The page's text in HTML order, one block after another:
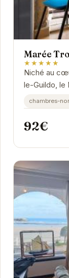
Marée
★★★★★
Niché au
le-Guildo, le
promet une
chambres-
92€